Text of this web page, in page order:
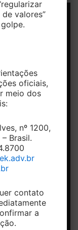
REDES
Facebook
Linkedin
valores”
oficiais,
meio dos
nº 1200,
Brasil.
contato
a